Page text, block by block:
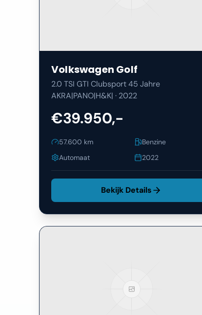
Volkswagen Golf
2.0 TSI GTI Clubsport 45 Jahre
AKRA|PANO|H&K| · 2022
€39.950,-
57.600 km
Benzine
Automaat
2022
Bekijk Details